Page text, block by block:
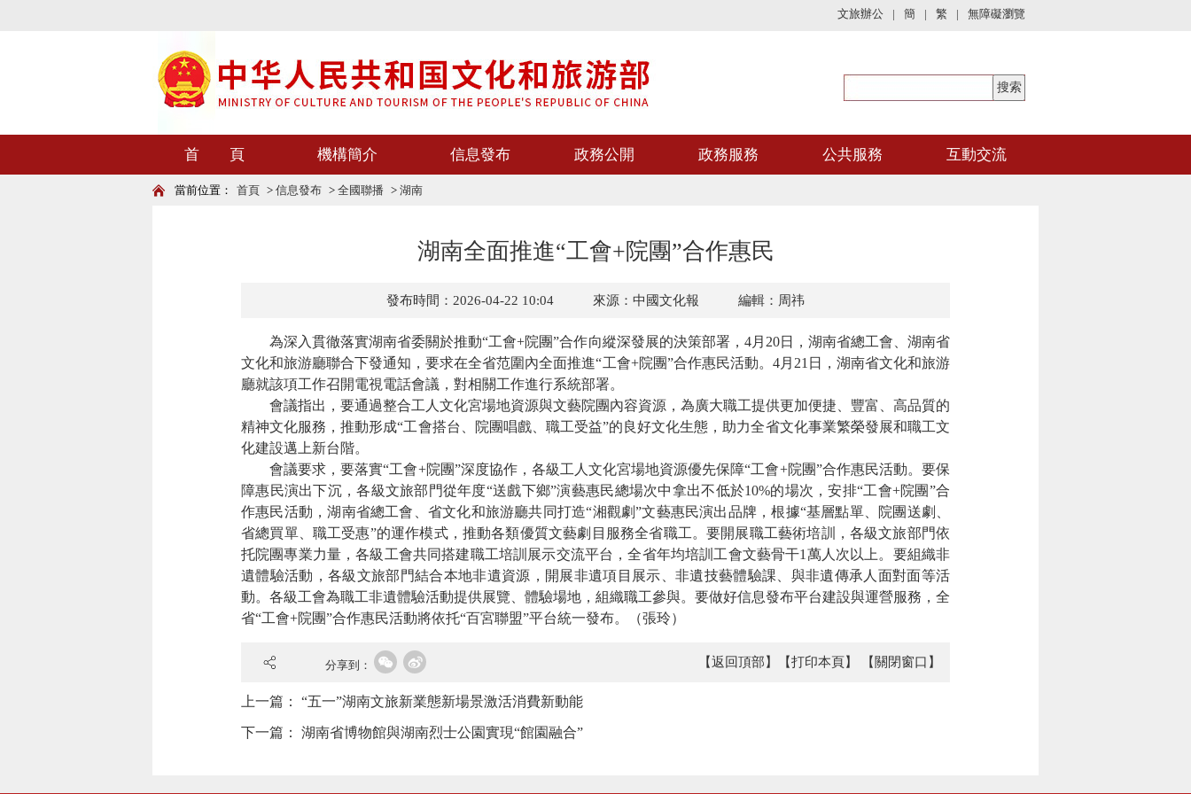
文旅辦公 | 簡 | 繁 | 無障礙瀏覽
首 頁 機構簡介 信息發布 政務公開 政務服務 公共服務 互動交流
當前位置： 首頁 > 信息發布 > 全國聯播 > 湖南
湖南全面推進“工會+院團”合作惠民
發布時間：2026-04-22 10:04 來源：中國文化報 編輯：周祎
為深入貫徹落實湖南省委關於推動“工會+院團”合作向縱深發展的決策部署，4月20日，湖南省總工會、湖南省
文化和旅游廳聯合下發通知，要求在全省范圍內全面推進“工會+院團”合作惠民活動。4月21日，湖南省文化和旅游
廳就該項工作召開電視電話會議，對相關工作進行系統部署。
會議指出，要通過整合工人文化宮場地資源與文藝院團內容資源，為廣大職工提供更加便捷、豐富、高品質的
精神文化服務，推動形成“工會搭台、院團唱戲、職工受益”的良好文化生態，助力全省文化事業繁榮發展和職工文
化建設邁上新台階。
會議要求，要落實“工會+院團”深度協作，各級工人文化宮場地資源優先保障“工會+院團”合作惠民活動。要保
障惠民演出下沉，各級文旅部門從年度“送戲下鄉”演藝惠民總場次中拿出不低於10%的場次，安排“工會+院團”合
作惠民活動，湖南省總工會、省文化和旅游廳共同打造“湘觀劇”文藝惠民演出品牌，根據“基層點單、院團送劇、
省總買單、職工受惠”的運作模式，推動各類優質文藝劇目服務全省職工。要開展職工藝術培訓，各級文旅部門依
托院團專業力量，各級工會共同搭建職工培訓展示交流平台，全省年均培訓工會文藝骨干1萬人次以上。要組織非
遺體驗活動，各級文旅部門結合本地非遺資源，開展非遺項目展示、非遺技藝體驗課、與非遺傳承人面對面等活
動。各級工會為職工非遺體驗活動提供展覽、體驗場地，組織職工參與。要做好信息發布平台建設與運營服務，全
省“工會+院團”合作惠民活動將依托“百宮聯盟”平台統一發布。
（張玲）
分享到： 【返回頂部】 【打印本頁】 【關閉窗口】
上一篇： “五一”湖南文旅新業態新場景激活消費新動能
下一篇： 湖南省博物館與湖南烈士公園實現“館園融合”